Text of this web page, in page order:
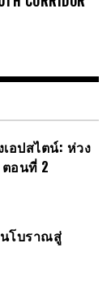
อปสไตน์: ห่วง
อนที่ 2
นโบราณสู่